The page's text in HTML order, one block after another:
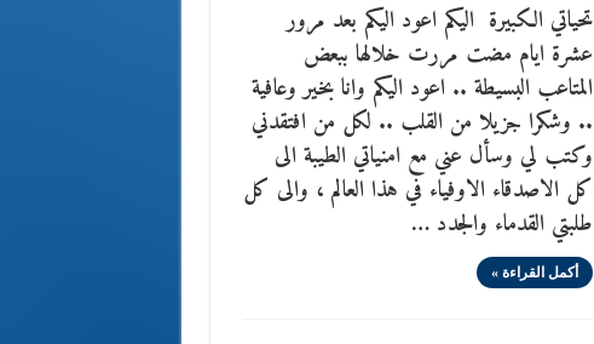
تحياتي الكبيرة اليكم اعود اليكم بعد مرور
عشرة ايام مضت مررت خلالها ببعض
المتاعب البسيطة .. اعود اليكم وانا بخير وعافية
.. وشكرا جزيلا من القلب .. لكل من افتقدني
وكتب لي وسأل عني مع امنياتي الطيبة الى
كل الاصدقاء الاوفياء في هذا العالم ، والى كل
طلبتي القدماء والجدد …
أكمل القراءة »